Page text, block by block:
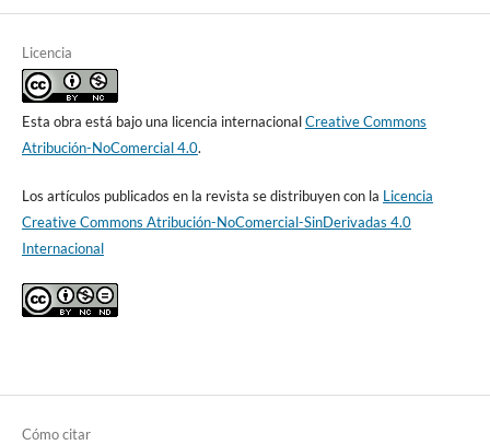
Licencia
Esta obra está bajo una licencia internacionalCreative Commons
Atribución-NoComercial 4.0.
Los artículos publicados en la revista se distribuyen con la Licencia
Creative Commons Atribución-NoComercial-SinDerivadas 4.0
Internacional
Cómo citar